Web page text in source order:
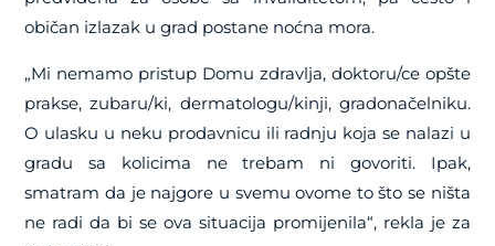
običan izlazak u grad postane noćna mora.
„Mi nemamo pristup Domu zdravlja, doktoru/ce opšte
prakse, zubaru/ki, dermatologu/kinji, gradonačelniku.
O ulasku u neku prodavnicu ili radnju koja se nalazi u
gradu sa kolicima ne trebam ni govoriti. Ipak,
smatram da je najgore u svemu ovome to što se ništa
ne radi da bi se ova situacija promijenila“, rekla je za